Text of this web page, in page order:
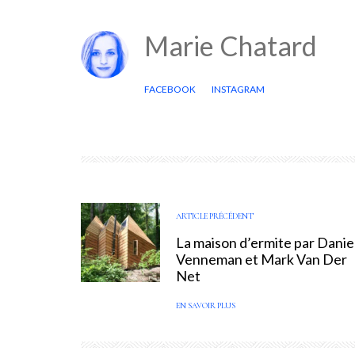
Marie Chatard
FACEBOOK INSTAGRAM
ARTICLE PRÉCÉDENT
La maison d’ermite par
Venneman et Mark Van Der
Net
EN SAVOIR PLUS